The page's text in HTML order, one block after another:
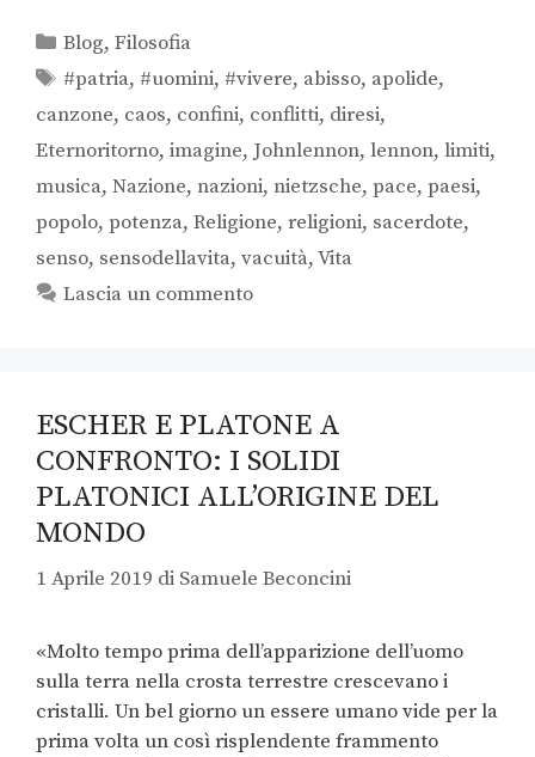
Blog,Filosofia
#patria, #uomini, #vivere, abisso, apolide,
canzone, caos, confini, conflitti, diresi,
Eternoritorno, imagine, Johnlennon, lennon, limiti,
musica, Nazione, nazioni, nietzsche, pace, paesi,
popolo, potenza, Religione, religioni, sacerdote,
senso, sensodellavita, vacuità,Vita
Lascia un commento
ESCHER E PLATONE A
CONFRONTO: I SOLIDI
PLATONICI ALL’ORIGINE DEL
MONDO
1 Aprile 2019 di Samuele Beconcini
«Molto tempo prima dell’apparizione dell’uomo
sulla terra nella crosta terrestre crescevano i
cristalli. Un bel giorno un essere umano vide per la
prima volta un così risplendente frammento